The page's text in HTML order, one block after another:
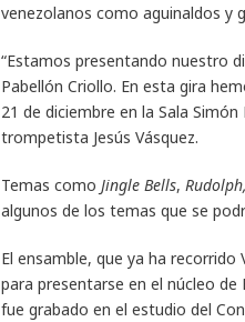
venezolanos como aguinaldos y
“Estamos presentando nuestro
Pabellón Criollo. En esta gira
21 de diciembre en la Sala
trompetista Jesús Vásquez.
Temas como Jingle Bells,
algunos de los temas que se
El ensamble, que ya ha recorrido
para presentarse en el núcleo
fue grabado en el estudio del